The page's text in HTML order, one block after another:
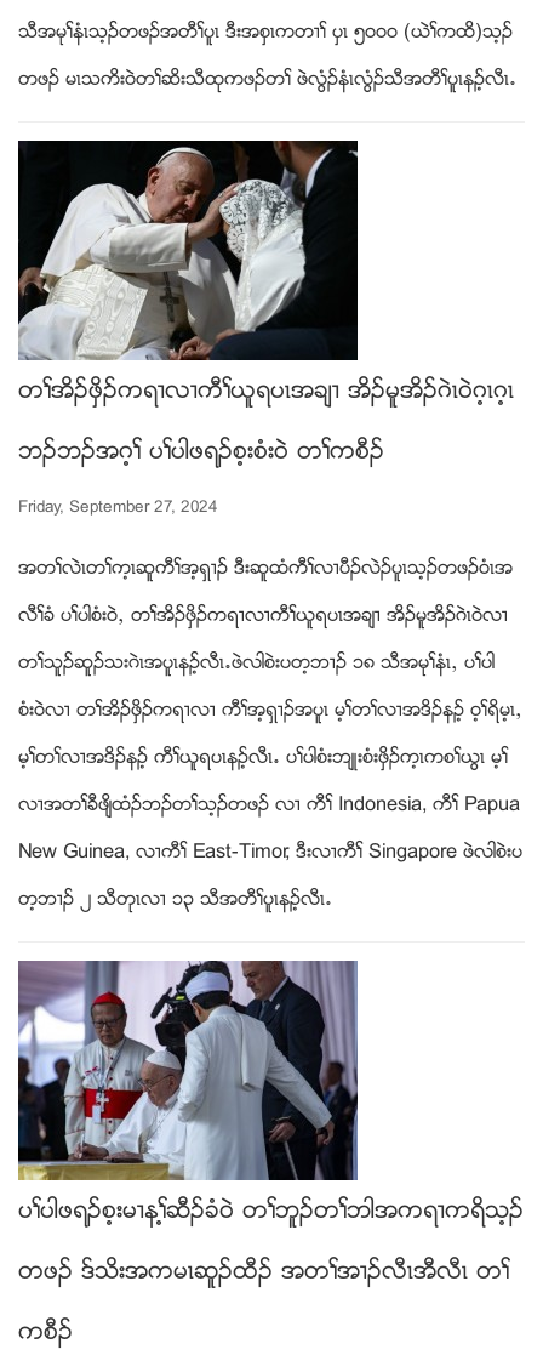
သီအမုႈနံၚသ့ဥတဖဥအတီႈပူၚ ဒီးအစွၚကတ႕ႈ ပွၚ ၅၀၀၀ (ဎဲႈကထိ)သ့ဥ
တဖဥ မၚသကိး၀ဲတႈဆိးသီထုကဖဥတႈ ဖဲလြံဥနံၚလြံဥသီအတီႈပူၚနဥ့လီၚ’
တႈအိဥဖွိဥကရ႕လ႕ကီႈဎူရပၚအခ်႕ အိဥမူအိဥဂဲၚ၀ဲဂ့ၚဂ့ၚ
ဘဥဘဥအဂ့ႈ ပႈပါဖရဥစ့းစံး၀ဲ တႈကစီဥ
Friday, September 27, 2024
အတႈလဲၚတႈက့ၚဆူကီႈအ့ရွ႕ဥ ဒီးဆူထံကီႈလ႕ပီဥလဲဥပူၚသ့ဥတဖဥ၀ံၚအ
လီႈခံ ပႈပါစံး၀ဲယ တႈအိဥဖွိဥကရ႕လ႕ကီႈဎူရပၚအခ်႕ အိဥမူအိဥဂဲၚ၀ဲလ႕
တႈသူဥဆူဥသးဂဲၚအပူၚနဥ့လီၚ’ဖဲလါစဲးပတ့ဘ႕ဥ ၁၈ သီအမုႈနံၚယ ပႈပါ
စံး၀ဲလ႕ တႈအိဥဖွိဥကရ႕လ႕ ကီႈအ့ရွ႕ဥအပူၚ မ့ႈတႈလ႕အဒိဥနဥ့ ၀့ႈရိမ့ၚယ
မ့ႈတႈလ႕အဒိဥနဥ့ ကီႈဎူရပၚနဥ့လီၚ’ ပႈပါစံးဘ်ဳးစံးဖွိဥက့ၚကစႈဎြၚ မ့ႈ
လ႕အတႈခီဖ်ိထံဥဘဥတႈသ့ဥတဖဥ လ႕ ကီႈ Indonesia, ကီႈ Papua
New Guinea, လ႕ကီႈ East-Timor, ဒီးလ႕ကီႈ Singapore ဖဲလါစဲးပ
တ့ဘ႕ဥ ၂ သီတုၚလ႕ ၁၃ သီအတီႈပူၚနဥ့လီၚ’
ပႈပါဖရဥစ့းမ႕နႈ့ဆီဥခံ၀ဲ တႈဘူဥတႈဘါအကရ႕ကရိသ့ဥ
တဖဥ ဒ္သိးအကမၚဆူဥထီဥ အတႈအ႕ဥလီၚအီလီၚ တႈ
ကစီဥ